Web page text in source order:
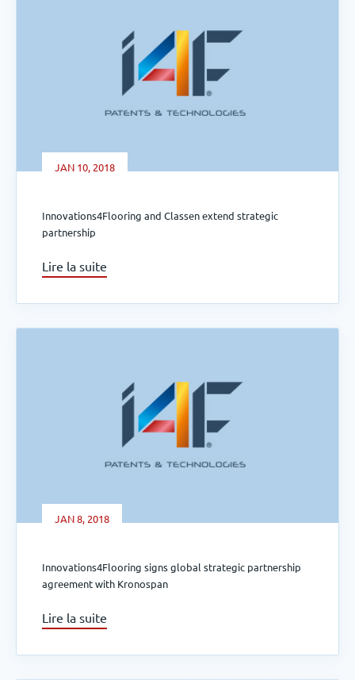
JAN 10, 2018
Innovations4Flooring and Classen extend strategic
partnership
Lire la suite
JAN 8, 2018
Innovations4Flooring signs global strategic partnership
agreement with Kronospan
Lire la suite